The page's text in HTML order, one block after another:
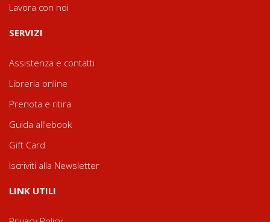
Lavora con noi
SERVIZI
Assistenza e contatti
Libreria online
Prenota e ritira
Guida all'ebook
Gift Card
Iscriviti alla Newsletter
LINK UTILI